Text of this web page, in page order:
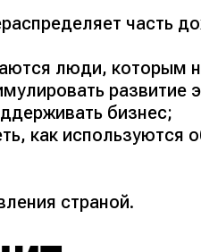
часть
люди, которым
развитие
бизнес;
как используются
страной.